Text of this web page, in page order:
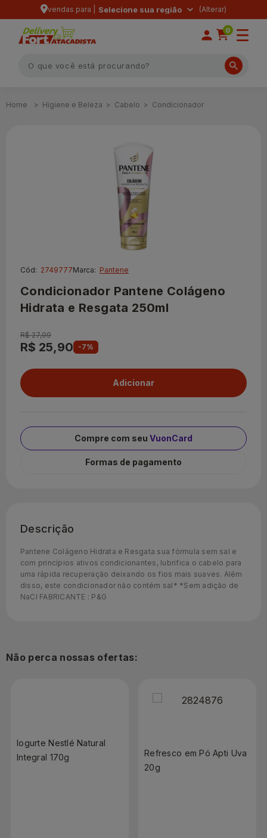
vendas para | Selecione sua região
0
Higiene e Beleza Cabelo Condicionador
Cód: 2749777Marca: Pantene
Condicionador Pantene Colágeno
Hidrata e Resgata 250ml
R$ 27,99
R$ 25,90 -7%
Compre com seu VuonCard
Formas de pagamento
Descrição
Pantene Colágeno Hidrata e Resgata sua fórmula sem sal e
com princípios ativos condicionantes, lubrifica o cabelo para
uma rápida recuperação deixando os fios mais suaves. Além
disso, este condicionador não contém sal* *Sem adição de
NaCl FABRICANTE : P&G
Não perca nossas ofertas:
Iogurte Nestlé Natural
Integral 170g
Refresco em Pó Apti Uva
20g